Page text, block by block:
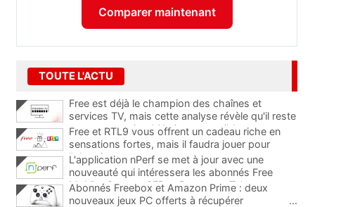
Comparer maintenant
TOUTE L'ACTU
Free est déjà le champion des chaînes et
services TV, mais cette analyse révèle qu'il reste
encore au moins 141 ajouts possibles
Free et RTL9 vous offrent un cadeau riche en
sensations fortes, mais il faudra jouer pour
l'obtenir
L'application nPerf se met à jour avec une
nouveauté qui intéressera les abonnés Free
Mobile, Orange, SFR et Bouygues Telecom
Abonnés Freebox et Amazon Prime : deux
nouveaux jeux PC offerts à récupérer
...